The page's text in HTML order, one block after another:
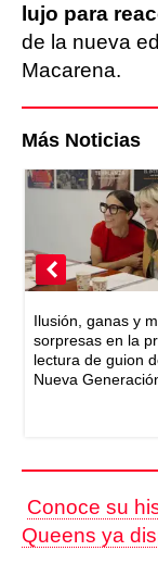
lujo para
de la nueva
Macarena.
Más Noticias
Ilusión, ganas y
sorpresas en la
lectura de guion
Nueva
Conoce su
Queens ya